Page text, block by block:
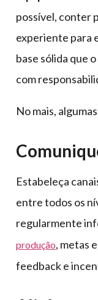
possível, conter
experiente para
base sólida que
com
No mais,
Estabeleça
entre todos os
regularmente
produção, metas
feedback e